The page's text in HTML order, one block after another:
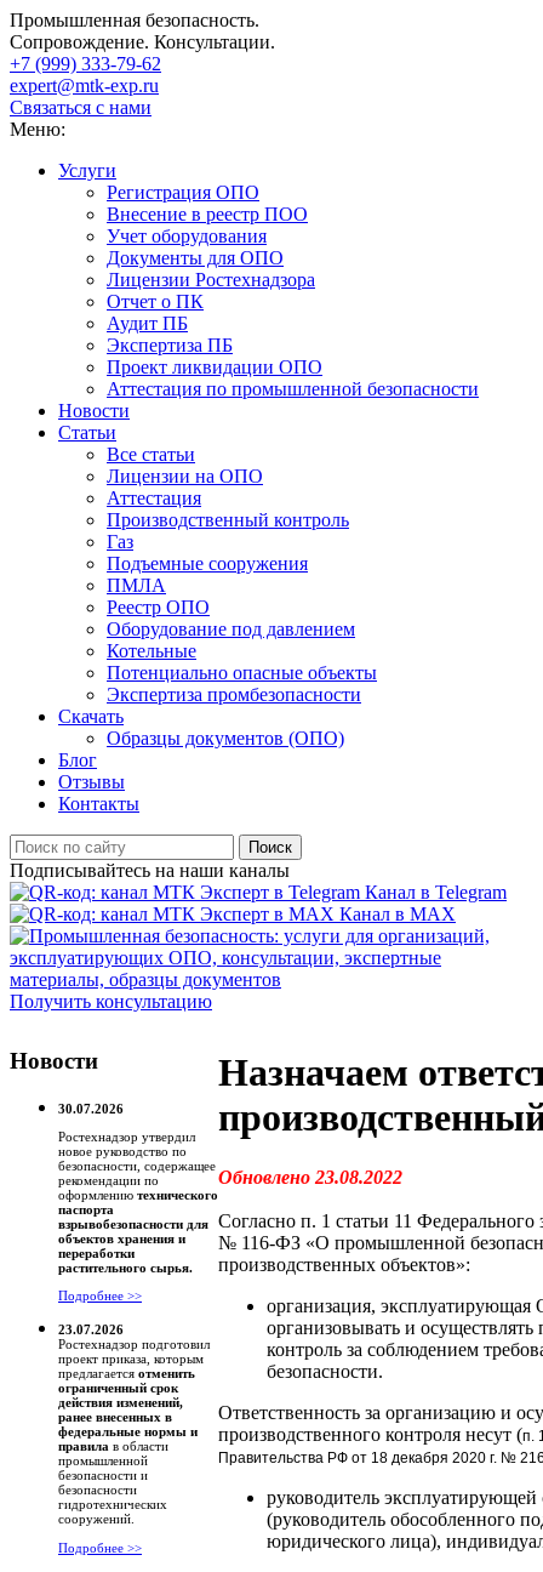
Промышленная безопасность.
Сопровождение. Консультации.
+7 (999) 333-79-62
expert@mtk-exp.ru
Связаться с нами
Меню:
Услуги
Регистрация ОПО
Внесение в реестр ПОО
Учет оборудования
Документы для ОПО
Лицензии Ростехнадзора
Отчет о ПК
Аудит ПБ
Экспертиза ПБ
Проект ликвидации ОПО
Аттестация по промышленной безопасности
Новости
Статьи
Все статьи
Лицензии на ОПО
Аттестация
Производственный контроль
Газ
Подъемные сооружения
ПМЛА
Реестр ОПО
Оборудование под давлением
Котельные
Потенциально опасные объекты
Экспертиза промбезопасности
Скачать
Образцы документов (ОПО)
Блог
Отзывы
Контакты
Поиск
Подписывайтесь на наши каналы
Канал в Telegram
Канал в MAX
Получить консультацию
Новости
30.07.2026
Ростехнадзор утвердил
новое руководство по
безопасности, содержащее
рекомендации по
оформлению технического
паспорта
взрывобезопасности для
объектов хранения и
переработки
растительного сырья.
Подробнее >>
23.07.2026
Ростехнадзор подготовил
проект приказа, которым
предлагается отменить
ограниченный срок
действия изменений,
ранее внесенных в
федеральные нормы и
правила в области
промышленной
безопасности и
безопасности
гидротехнических
сооружений.
Подробнее >>
Назначаем
Обновлено 23.08.2022
Согласно п. 1 статьи 11 Федерального
№ 116-ФЗ «О промышленной
производственных объектов»:
организация,
организовывать и
контроль за соблюдением
безопасности.
Ответственность за организацию и
производственного контроля несут (п.
Правительства РФ от 18 декабря 2020 г. №
руководитель эксплуатирующей
(руководитель обособленного
юридического лица),